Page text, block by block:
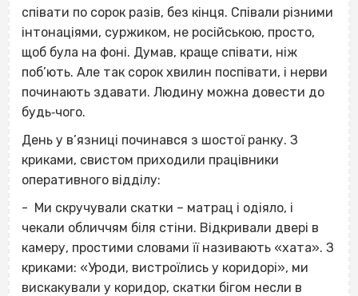
співати по сорок разів, без кінця. Співали різними
інтонаціями, суржиком, не російською, просто,
щоб була на фоні. Думав, краще співати, ніж
поб’ють. Але так сорок хвилин поспівати, і нерви
починають здавати. Людину можна довести до
будь‐чого.
День у в’язниці починався з шостої ранку. З
криками, свистом приходили працівники
оперативного відділу:
- Ми скручували скатки – матрац і одіяло, і
чекали обличчям біля стіни. Відкривали двері в
камеру, простими словами її називають «хата». З
криками: «Уроди, вистроїлись у коридорі», ми
вискакували у коридор, скатки бігом несли в